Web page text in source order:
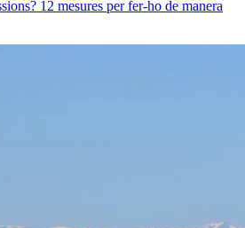
12 mesures per fer-ho de manera